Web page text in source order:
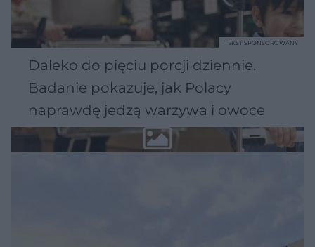
Daleko do pięciu porcji dziennie.
Badanie pokazuje, jak Polacy
naprawdę jedzą warzywa i owoce
TEKST SPONSOROWANY